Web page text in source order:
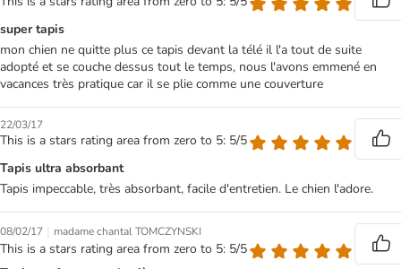
super tapis
mon chien ne quitte plus ce tapis devant la télé il l'a tout de suite
adopté et se couche dessus tout le temps, nous l'avons emmené en
vacances très pratique car il se plie comme une couverture
22/03/17
This is a stars rating area from zero to 5: 5/5
Tapis ultra absorbant
Tapis impeccable, très absorbant, facile d'entretien. Le chien l'adore.
08/02/17 | madame chantal TOMCZYNSKI
This is a stars rating area from zero to 5: 5/5